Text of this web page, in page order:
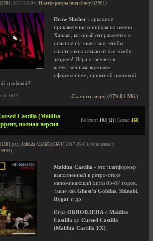
| 2017-02-04 | Платформеры (вид сбоку) (3991)
Draw Slasher - аркадное
приключение о ниндзя по имени
Ханако, который отправляется в
опасное путешествие, чтобы
спасти свою семью из лап зомби-
злодеев! Игра отличается
качественным звуковым
оформлением, приятной цветовой
графикой!
Скачать игру (479.81 Мб.)
5614
Castilla (Maldita
полная версия
Рейтинг: 10.0 (2) | Баллы: 168
, ред. John2s [11865|1666] | 2017-02-03 (обновлено) |
Maldita Castilla - это платформер
выполненный в ретро-стиле
напоминающий хиты 85-87 годов,
такие как Ghost'n'Goblins, Shinobi,
Rygar и др.
Игра ОБНОВЛЕНА с Maldita
Castilla до Cursed Castilla
(Maldita Castilla EX)